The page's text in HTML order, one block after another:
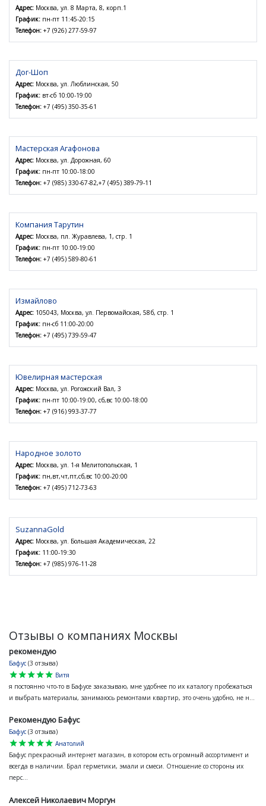
Адрес: Москва, ул. 8 Марта, 8, корп.1
График: пн-пт 11:45-20:15
Телефон: +7 (926) 277-59-97
Дог-Шоп
Адрес: Москва, ул. Люблинская, 50
График: вт-сб 10:00-19:00
Телефон: +7 (495) 350-35-61
Мастерская Агафонова
Адрес: Москва, ул. Дорожная, 60
График: пн-пт 10:00-18:00
Телефон: +7 (985) 330-67-82,+7 (495) 389-79-11
Компания Тарутин
Адрес: Москва, пл. Журавлева, 1, стр. 1
График: пн-пт 10:00-19:00
Телефон: +7 (495) 589-80-61
Измайлово
Адрес: 105043, Москва, ул. Первомайская, 58б, стр. 1
График: пн-сб 11:00-20:00
Телефон: +7 (495) 739-59-47
Ювелирная мастерская
Адрес: Москва, ул. Рогожский Вал, 3
График: пн-пт 10:00-19:00, сб,вс 10:00-18:00
Телефон: +7 (916) 993-37-77
Народное золото
Адрес: Москва, ул. 1-я Мелитопольская, 1
График: пн,вт,чт,пт,сб,вс 10:00-20:00
Телефон: +7 (495) 712-73-63
SuzannaGold
Адрес: Москва, ул. Большая Академическая, 22
График: 11:00-19:30
Телефон: +7 (985) 976-11-28
Отзывы о компаниях Москвы
рекомендую
Бафус (3 отзыва)
star
star
star
star
star
Витя
я постоянно что-то в Бафусе заказываю, мне удобнее по их каталогу пробежаться
и выбрать материалы, занимаюсь ремонтами квартир, это очень удобно, не н...
Рекомендую Бафус
Бафус (3 отзыва)
star
star
star
star
star
Анатолий
Бафус прекрасный интернет магазин, в котором есть огромный ассортимент и
всегда в наличии. Брал герметики, эмали и смеси. Отношение со стороны их
перс...
Алексей Николаевич Моргун